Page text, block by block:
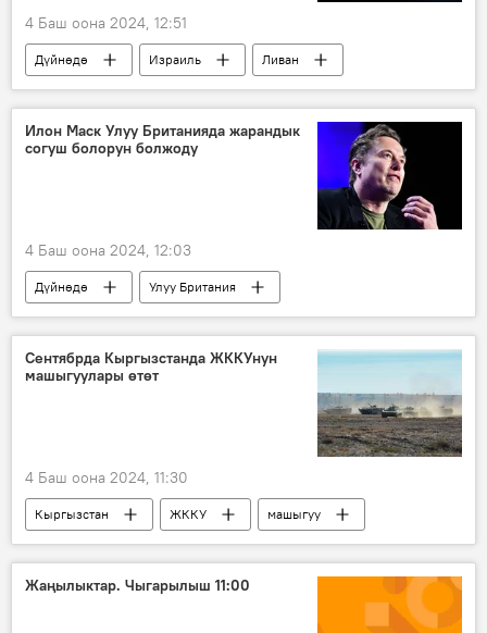
4 Баш оона 2024, 12:51
Дүйнөдө Израиль
Ливан
ЦАХАЛ
“Хезболлах” кыймылы
Илон Маск Улуу Британияда жарандык
согуш болорун болжоду
4 Баш оона 2024, 12:03
Дүйнөдө
Улуу Британия
нааразычылык
акция
Сентябрда Кыргызстанда ЖККУнун
машыгуулары өтөт
4 Баш оона 2024, 11:30
Кыргызстан ЖККУ
машыгуу
коргонуу
Ысык-Көл Чүй облусу
Жаңылыктар. Чыгарылыш 11:00